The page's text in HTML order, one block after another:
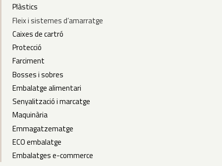
Plàstics
Fleixi sistemes d’amarratge
Caixes de cartró
Protecció
Farciment
Bosses i sobres
Embalatge alimentari
Senyalització i marcatge
Maquinària
Emmagatzematge
ECO embalatge
Embalatges e-commerce